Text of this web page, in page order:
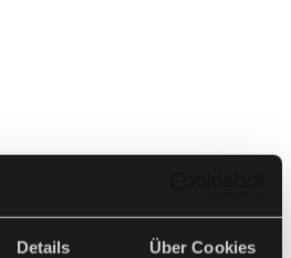
Details Über Cookies